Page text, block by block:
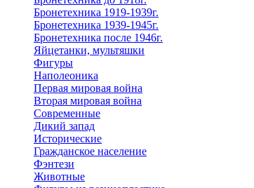
Бронетехника 1919-1939г.
Бронетехника 1939-1945г.
Бронетехника после 1946г.
Яйцетанки, мультяшки
Фигуры
Наполеоника
Первая мировая война
Вторая мировая война
Современные
Дикий запад
Исторические
Гражданское население
Фэнтези
Животные